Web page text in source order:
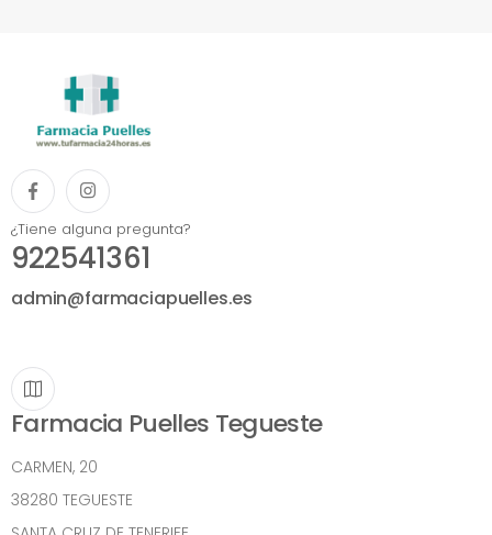
¿Tiene alguna pregunta?
922541361
admin@farmaciapuelles.es
Farmacia Puelles Tegueste
CARMEN, 20
38280 TEGUESTE